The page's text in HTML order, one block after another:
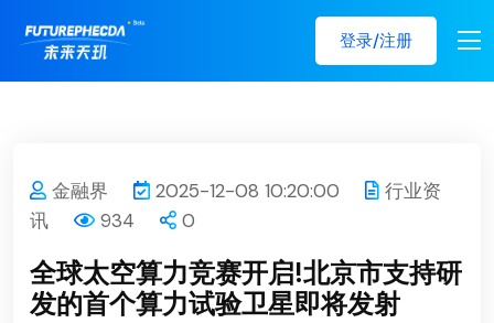
登录/注册
金融界 2025-12-08 10:20:00
行业资
讯
934 0
全球太空算力竞赛开启!北京市支持研
发的首个算力试验卫星即将发射